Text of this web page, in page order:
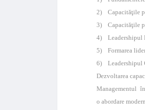
2) Capacităţile
3) Capacităţile
4) Leadershipul
5) Formarea
6) Leadershipul
Dezvoltarea
Managementul în
o abordare